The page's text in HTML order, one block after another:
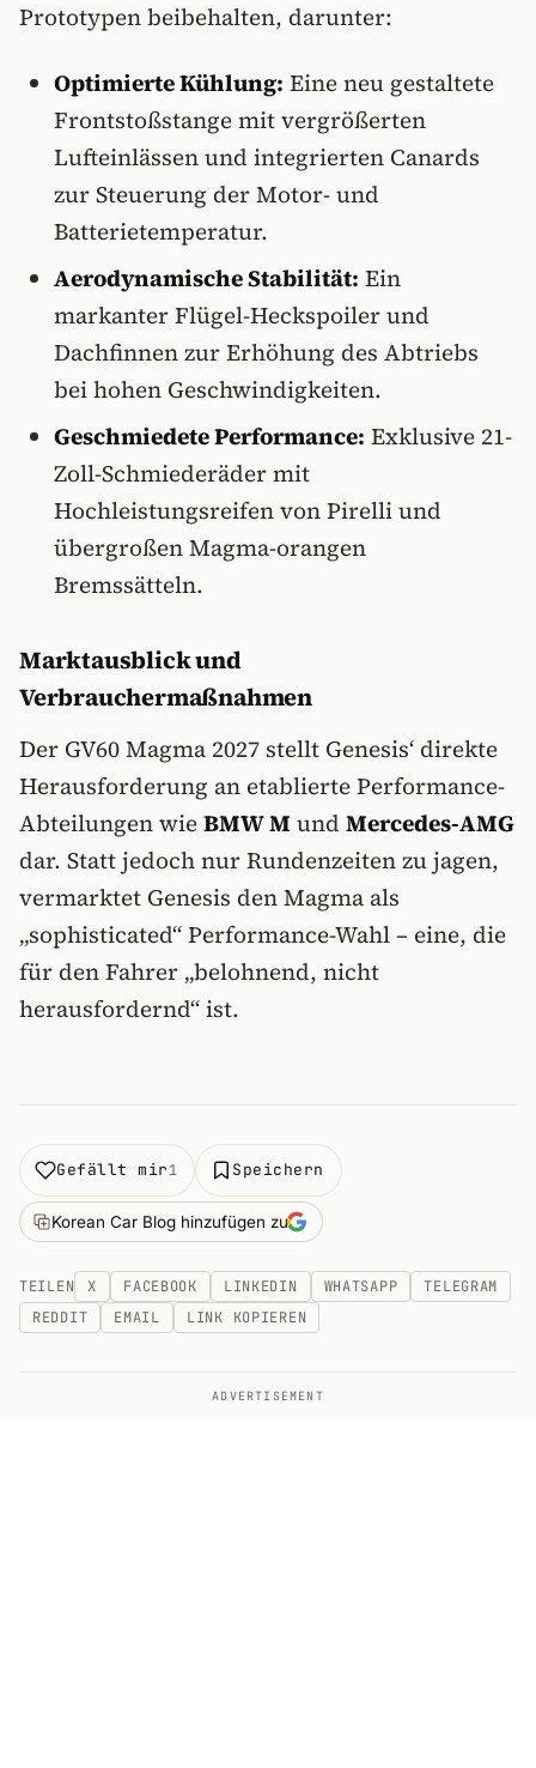
Prototypen beibehalten, darunter:
Optimierte Kühlung: Eine neu gestaltete
Frontstoßstange mit vergrößerten
Lufteinlässen und integrierten Canards
zur Steuerung der Motor- und
Batterietemperatur.
Aerodynamische Stabilität: Ein
markanter Flügel-Heckspoiler und
Dachfinnen zur Erhöhung des Abtriebs
bei hohen Geschwindigkeiten.
Geschmiedete Performance: Exklusive 21-
Zoll-Schmiederäder mit
Hochleistungsreifen von Pirelli und
übergroßen Magma-orangen
Bremssätteln.
Marktausblick und
Verbrauchermaßnahmen
Der GV60 Magma 2027 stellt Genesis‘ direkte
Herausforderung an etablierte Performance-
Abteilungen wieBMW M und Mercedes-AMG
dar. Statt jedoch nur Rundenzeiten zu jagen,
vermarktet Genesis den Magma als
„sophisticated“ Performance-Wahl – eine, die
für den Fahrer „belohnend, nicht
herausfordernd“ ist.
Gefällt mir1 Speichern
Korean Car Blog hinzufügen zu
TEILEN X FACEBOOK LINKEDIN WHATSAPP
TELEGRAM
REDDIT
EMAIL LINK KOPIEREN
ADVERTISEMENT